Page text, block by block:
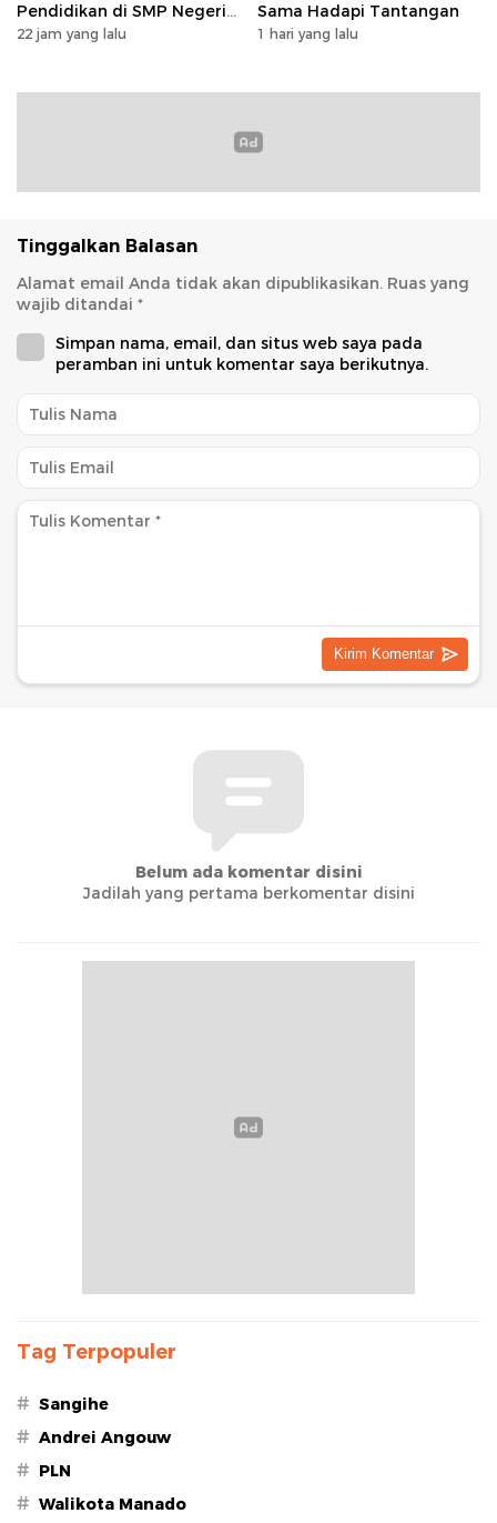
Pendidikan di SMP Negeri
1 Palu Lewat Program TJSL
22 jam yang lalu
Sama Hadapi Tantangan
1 hari yang lalu
Tinggalkan Balasan
Alamat email Anda tidak akan dipublikasikan. Ruas yang
wajib ditandai *
Simpan nama, email, dan situs web saya pada
peramban ini untuk komentar saya berikutnya.
Belum ada komentar disini
Jadilah yang pertama berkomentar disini
Tag Terpopuler
# Sangihe
# Andrei Angouw
# PLN
# Walikota Manado